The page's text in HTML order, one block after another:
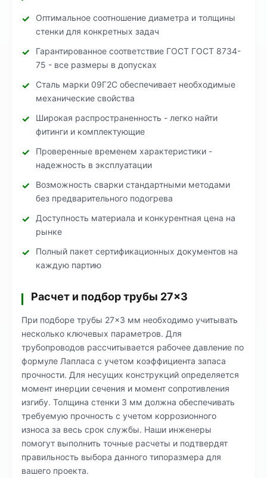
Оптимальное соотношение диаметра и толщины
стенки для конкретных задач
Гарантированное соответствие ГОСТ ГОСТ 8734-
75 - все размеры в допусках
Сталь марки 09Г2С обеспечивает необходимые
механические свойства
Широкая распространенность - легко найти
фитинги и комплектующие
Проверенные временем характеристики -
надежность в эксплуатации
Возможность сварки стандартными методами
без предварительного подогрева
Доступность материала и конкурентная цена на
рынке
Полный пакет сертификационных документов на
каждую партию
Расчет и подбор трубы 27×3
При подборе трубы 27×3 мм необходимо учитывать
несколько ключевых параметров. Для
трубопроводов рассчитывается рабочее давление по
формуле Лапласа с учетом коэффициента запаса
прочности. Для несущих конструкций определяется
момент инерции сечения и момент сопротивления
изгибу. Толщина стенки 3 мм должна обеспечивать
требуемую прочность с учетом коррозионного
износа за весь срок службы. Наши инженеры
помогут выполнить точные расчеты и подтвердят
правильность выбора данного типоразмера для
вашего проекта.